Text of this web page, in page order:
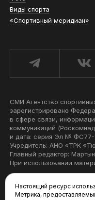
Виды спорта
«Спортивный меридиан»
СМИ Агентство
зарегистрировано
в сфере связи,
коммуникаций
и дата: серия Эл № ФС77-
Учредитель: АНО «ТРК
Главный редактор:
При использовании
Настоящий ресурс
Метрика,